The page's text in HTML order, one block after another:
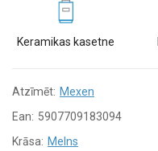
Keramikas kasetne
Atzīmēt: Mexen
Ean: 5907709183094
Krāsa: Melns